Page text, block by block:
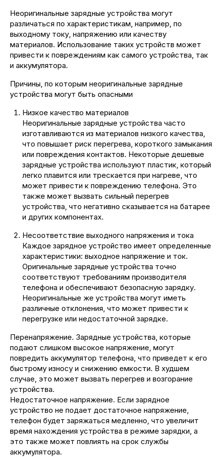
Неоригинальные зарядные устройства могут
различаться по характеристикам, например, по
выходному току, напряжению или качеству
материалов. Использование таких устройств может
привести к повреждениям как самого устройства, так
и аккумулятора.
Причины, по которым неоригинальные зарядные
устройства могут быть опасными
Низкое качество материалов
Неоригинальные зарядные устройства часто
изготавливаются из материалов низкого качества,
что повышает риск перегрева, короткого замыкания
или повреждения контактов. Некоторые дешевые
зарядные устройства используют пластик, который
легко плавится или трескается при нагреве, что
может привести к повреждению телефона. Это
также может вызвать сильный перегрев
устройства, что негативно сказывается на батарее
и других компонентах.
Несоответствие выходного напряжения и тока
Каждое зарядное устройство имеет определенные
характеристики: выходное напряжение и ток.
Оригинальные зарядные устройства точно
соответствуют требованиям производителя
телефона и обеспечивают безопасную зарядку.
Неоригинальные же устройства могут иметь
различные отклонения, что может привести к
перегрузке или недостаточной зарядке.
Перенапряжение. Зарядные устройства, которые
подают слишком высокое напряжение, могут
повредить аккумулятор телефона, что приведет к его
быстрому износу и снижению емкости. В худшем
случае, это может вызвать перегрев и возгорание
устройства.
Недостаточное напряжение. Если зарядное
устройство не подает достаточное напряжение,
телефон будет заряжаться медленно, что увеличит
время нахождения устройства в режиме зарядки, а
это также может повлиять на срок службы
аккумулятора.